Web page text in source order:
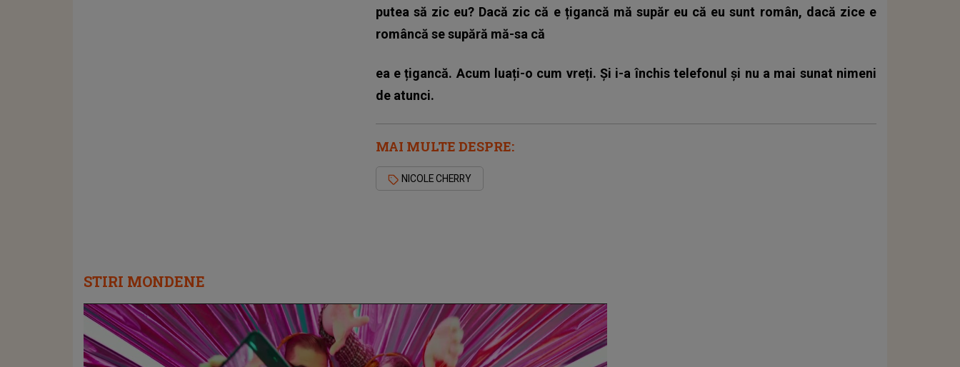
putea să zic eu? Dacă zic că e țigancă mă supăr eu că eu sunt român, dacă zice e
româncă se supără mă-sa că
ea e țigancă. Acum luați-o cum vreți. Și i-a închis telefonul și nu a mai sunat nimeni
de atunci.
MAI MULTE DESPRE:
NICOLE CHERRY
STIRI MONDENE